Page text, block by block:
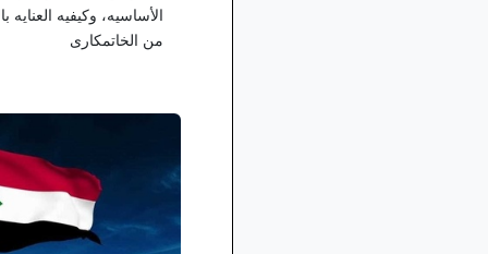
الأساسیه، وکیفیه العنایه
من الخاتمکاری